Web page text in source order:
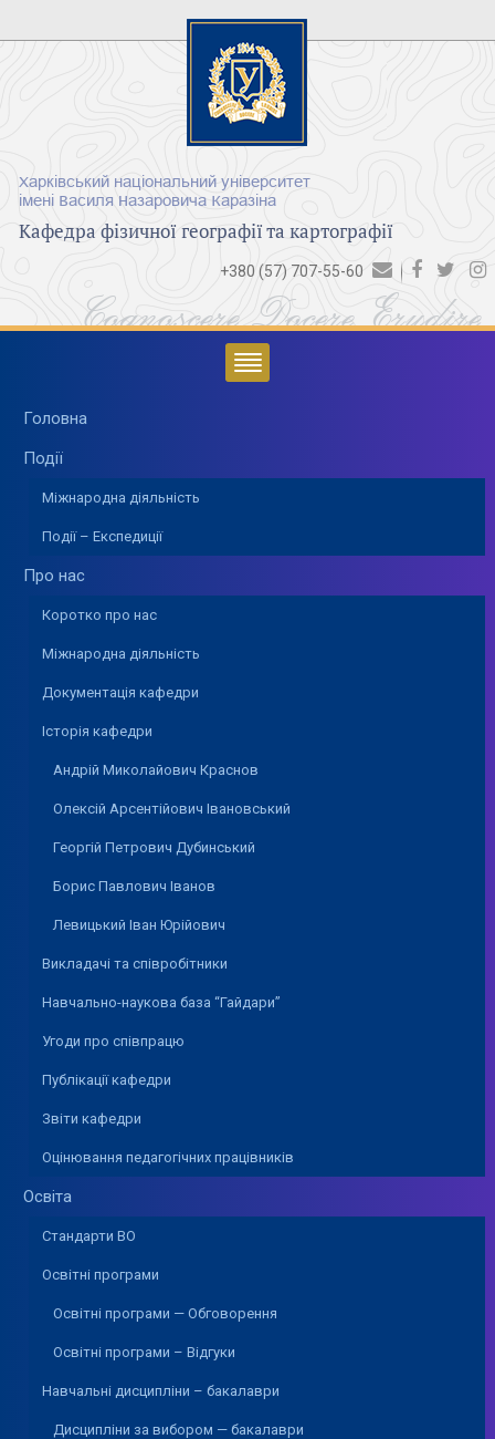
Харківський національний університет
імені Василя Назаровича Каразіна
Кафедра фізичної географії та картографії
+380 (57) 707-55-60
Cognoscere Docere Erudire
Головна
Події
Міжнародна діяльність
Події – Експедиції
Про нас
Коротко про нас
Міжнародна діяльність
Документація кафедри
Історія кафедри
Андрій Миколайович Краснов
Олексій Арсентійович Івановський
Георгій Петрович Дубинський
Борис Павлович Іванов
Левицький Іван Юрійович
Викладачі та співробітники
Навчально-наукова база “Гайдари”
Угоди про співпрацю
Публікації кафедри
Звіти кафедри
Оцінювання педагогічних працівників
Освіта
Стандарти ВО
Освітні програми
Освітні програми — Обговорення
Освітні програми – Відгуки
Навчальні дисципліни – бакалаври
Дисципліни за вибором — бакалаври